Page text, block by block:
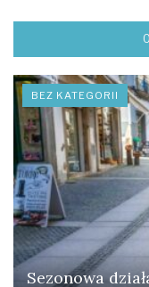
BEZ KATEGORII
Sezonowa